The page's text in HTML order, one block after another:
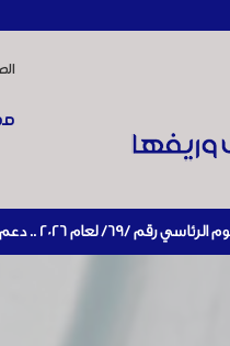
مسار التعافي الاقتصادي وإعادة تنشيط الإنتاج